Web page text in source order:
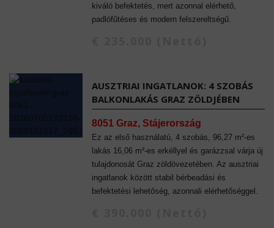
kiváló befektetés, mert azonnal elérhető,
padlófűtéses és modern felszereltségű.
AUSZTRIAI INGATLANOK: 4 SZOBÁS
BALKONLAKÁS GRAZ ZÖLDJÉBEN
8051 Graz, Stájerország
Ez az első használatú, 4 szobás, 96,27 m²-es
lakás 16,06 m²-es erkéllyel és garázzsal várja új
tulajdonosát Graz zöldövezetében. Az ausztriai
ingatlanok között stabil bérbeadási és
befektetési lehetőség, azonnali elérhetőséggel.